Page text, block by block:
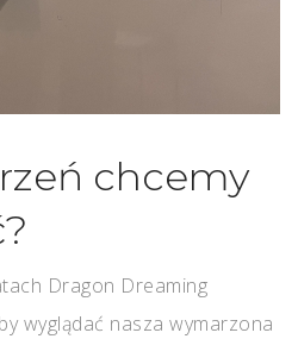
chcemy
Dragon Dreaming
wyglądać nasza wymarzona